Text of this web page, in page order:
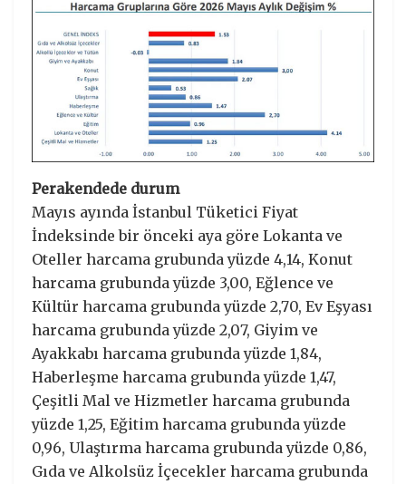
Perakendede durum
Mayıs ayında İstanbul Tüketici Fiyat
İndeksinde bir önceki aya göre Lokanta ve
Oteller harcama grubunda yüzde 4,14, Konut
harcama grubunda yüzde 3,00, Eğlence ve
Kültür harcama grubunda yüzde 2,70, Ev Eşyası
harcama grubunda yüzde 2,07, Giyim ve
Ayakkabı harcama grubunda yüzde 1,84,
Haberleşme harcama grubunda yüzde 1,47,
Çeşitli Mal ve Hizmetler harcama grubunda
yüzde 1,25, Eğitim harcama grubunda yüzde
0,96, Ulaştırma harcama grubunda yüzde 0,86,
Gıda ve Alkolsüz İçecekler harcama grubunda